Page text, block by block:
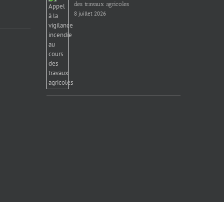
des travaux agricoles
8 juillet 2026